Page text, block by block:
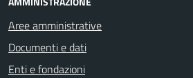
Aree amministrative
Documenti e dati
Enti e fondazioni